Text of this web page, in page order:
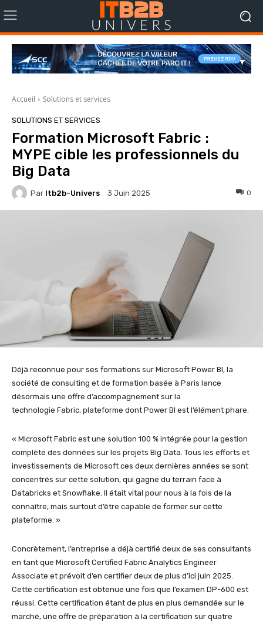
Accueil Solutions et services
SOLUTIONS ET SERVICES
Formation Microsoft Fabric :
MYPE cible les professionnels du
Big Data
Par Itb2b-Univers 3 Juin 2025 0
Déjà reconnue pour ses formations sur Microsoft Power BI, la
société de consulting et de formation basée à Paris lance
désormais une offre d’accompagnement sur la
technologie Fabric, plateforme dont Power BI est l’élément phare.
« Microsoft Fabric est une solution 100 % intégrée pour la gestion
complète des données sur les projets Big Data. Tous les efforts et
investissements de Microsoft ces deux dernières années se sont
concentrés sur cette solution, qui gagne du terrain face à
Databricks et Snowflake. Il était vital pour nous à la fois de la
connaître, mais surtout d’être capable de former sur cette
plateforme. »
Concrètement, l’entreprise a déjà certifié deux de ses consultants
en tant que Microsoft Certified Fabric Analytics Engineer
Associate et prévoit d’en certifier deux de plus d’ici juin 2025.
Cette certification est obtenue une fois que l’examen DP-600 est
réussi. Cette certification étant de plus en plus demandée sur le
marché, une offre de préparation à la certification sur quatre